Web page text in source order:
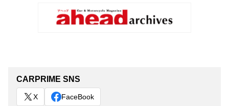
CARPRIME SNS
X FaceBook